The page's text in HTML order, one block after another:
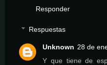
Responder
Respuestas
Unknown 28 de
Y que tiene de